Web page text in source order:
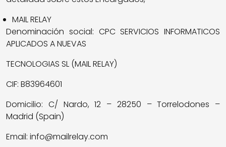
MAIL RELAY
Denominación social: CPC SERVICIOS INFORMATICOS
APLICADOS A NUEVAS
TECNOLOGIAS SL (MAIL RELAY)
CIF: B83964601
Domicilio: C/ Nardo, 12 – 28250 – Torrelodones –
Madrid (Spain)
Email: info@mailrelay.com